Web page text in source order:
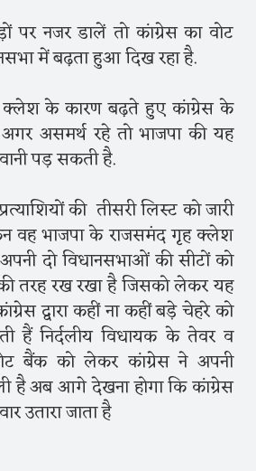
पर नजर डालें तो कांग्रेस का वोट
में बढ़ता हुआ दिख रहा है.
क्लेश के कारण बढ़ते हुए कांग्रेस के
असमर्थ रहे तो भाजपा की यह
पड़ सकती है.
की तीसरी लिस्ट को जारी
वह भाजपा के राजसमंद गृह क्लेश
दो विधानसभाओं की सीटों को
तरह रख रखा है जिसको लेकर यह
द्वारा कहीं ना कहीं बड़े चेहरे को
हैं निर्दलीय विधायक के तेवर व
बैंक को लेकर कांग्रेस ने अपनी
है अब आगे देखना होगा कि कांग्रेस
उतारा जाता है